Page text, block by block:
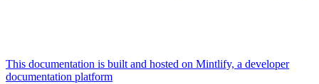
This documentation is built and hosted on Mintlify, a developer
documentation platform